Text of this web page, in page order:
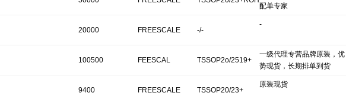
S
配单专家
20000 FREESCALE -/-
-
100500 FEESCAL TSSOP2o/2519+
一级代理专营品牌原装，优
势现货，长期排单到货
9400 FREESCALE TSSOP20/23+
原装现货